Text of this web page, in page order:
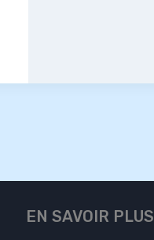
EN SAVOIR PLUS